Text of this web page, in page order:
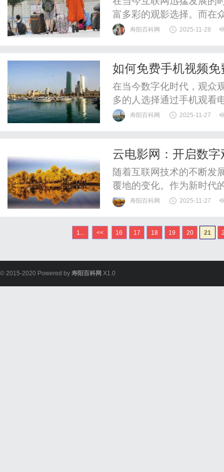
富多彩的观影选择。而在
的影视资源受到了广大观
从经典的老电影到最新的
寿阳百科网 2025-11-28
如何免费手机视频
在当今数字化时代，观众
多的人选择通过手机观看
享受丰富的影视内容。如
资源。虽然这些平台上有
寿阳百科网 2025-11-27
云电影网：开启数
随着互联网技术的不断发
覆地的变化。作为新时代
富的资源，迅速赢得了广
大的优势在于其强大的云
云电影网通过云计算技术
寿阳百科网 2025-11-27
1... << 16 17 18 19 20 21
© 2015-2020 Powered by 寿阳百科网 X1.0